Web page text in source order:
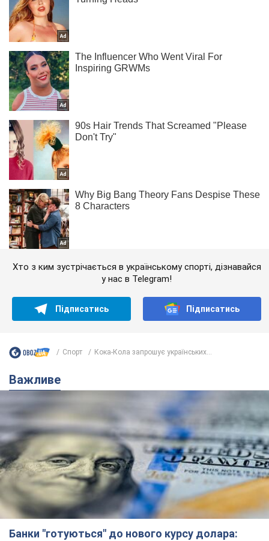
Хто з ким зустрічається в українському спорті, дізнавайся
у нас в Telegram!
Підписатись Підписатись
Спорт Кока-Кола запрошує українських...
Важливе
Банки "готуються" до нового курсу долара: